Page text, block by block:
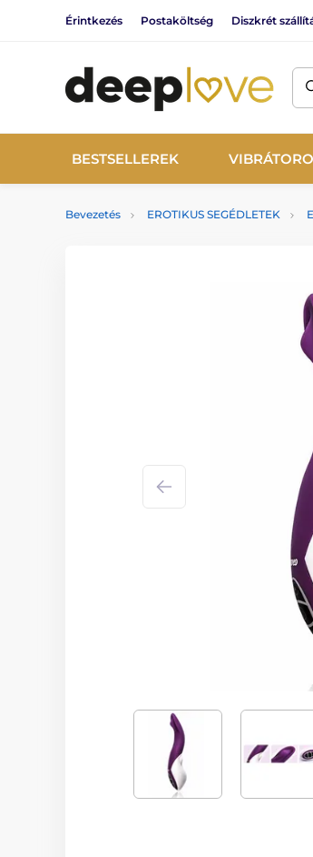
Érintkezés Postaköltség Diszkrét
BESTSELLEREK
Bevezetés EROTIKUS SEGÉDLETEK